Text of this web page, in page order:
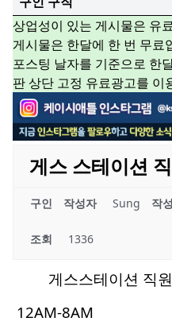
상업성이 있는 게시물은 유
게시물은 한달에 한 번 무료
포스팅 날자를 기준으로 한
판 상단 고정 유료광고를 이
게스 스테이션
구인 작성자 Sung 작
조회 1336
게스스테이션 직
12AM-8AM